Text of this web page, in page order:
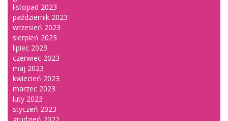
listopad 2023
październik 2023
wrzesień 2023
sierpień 2023
lipiec 2023
czerwiec 2023
maj 2023
kwiecień 2023
marzec 2023
luty 2023
styczeń 2023